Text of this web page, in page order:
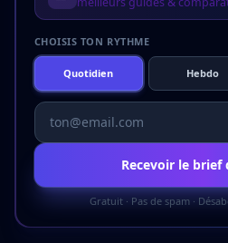
CHOISIS TON RYTHME
Quotidien Hebdo
Recevoir le brief
Gratuit · Pas de spam ·